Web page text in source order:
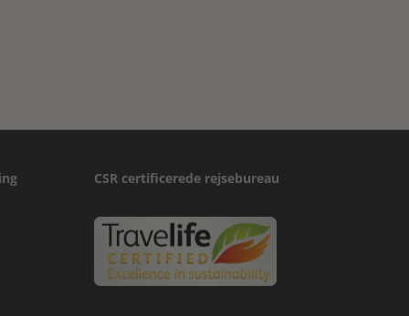
CSR certificerede rejsebureau